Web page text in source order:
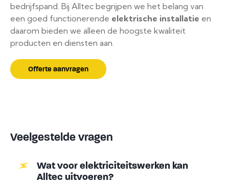
bedrijfspand. Bij Alltec begrijpen we het belang van
een goed functionerende elektrische installatie en
daarom bieden we alleen de hoogste kwaliteit
producten en diensten aan.
Offerte aanvragen
Veelgestelde vragen
Wat voor elektriciteitswerken kan
Alltec uitvoeren?